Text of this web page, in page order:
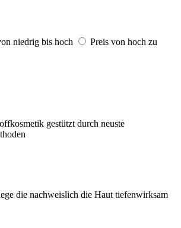
niedrig bis hoch
Preis von hoch zu
gestützt durch neuste
die nachweislich die Haut tiefenwirksam